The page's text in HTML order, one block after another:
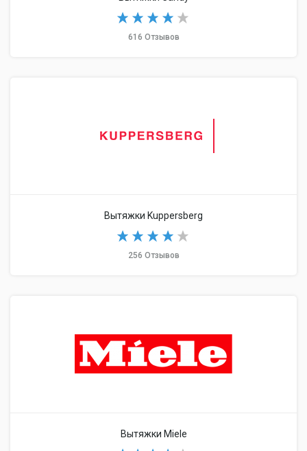
616 Отзывов
Вытяжки Kuppersberg
256 Отзывов
Вытяжки Miele